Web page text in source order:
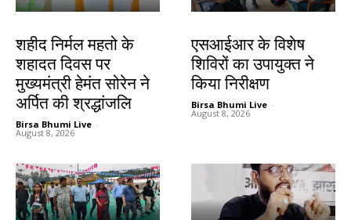
शहीद निर्मल महतो के
शहादत दिवस पर
मुख्यमंत्री हेमंत सोरेन ने
अर्पित की श्रद्धांजलि
Birsa Bhumi Live -
August 8, 2026
एसआईआर के विशेष
शिविरों का उपायुक्त ने
किया निरीक्षण
Birsa Bhumi Live -
August 8, 2026